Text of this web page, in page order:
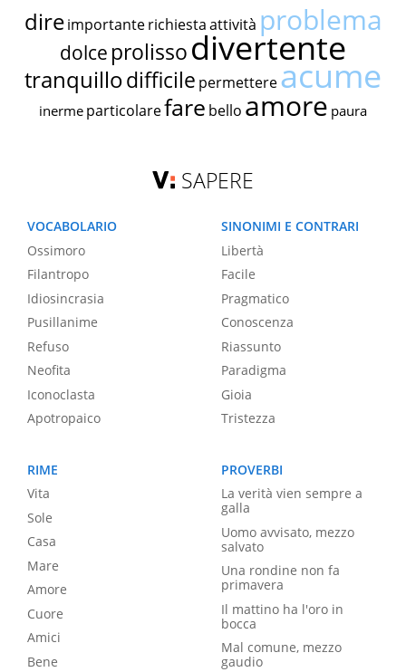
dire importante richiestaattività problema
dolce prolissodivertente
tranquillodifficile permettereacume
inerme particolarefare bello amore paura
SAPERE
VOCABOLARIO
Ossimoro
Filantropo
Idiosincrasia
Pusillanime
Refuso
Neofita
Iconoclasta
Apotropaico
SINONIMI E CONTRARI
Libertà
Facile
Pragmatico
Conoscenza
Riassunto
Paradigma
Gioia
Tristezza
RIME
Vita
Sole
Casa
Mare
Amore
Cuore
Amici
Bene
PROVERBI
La verità vien sempre a
galla
Uomo avvisato, mezzo
salvato
Una rondine non fa
primavera
Il mattino ha l'oro in
bocca
Mal comune, mezzo
gaudio